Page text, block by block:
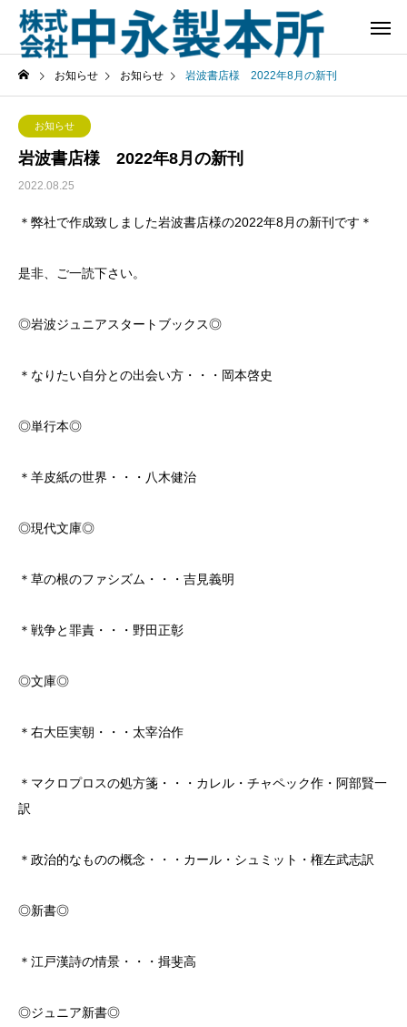
お知らせ お知らせ 岩波書店様 2022年8月の新刊
お知らせ
岩波書店様 2022年8月の新刊
2022.08.25
＊弊社で作成致しました岩波書店様の2022年8月の新刊です＊
是非、ご一読下さい。
◎岩波ジュニアスタートブックス◎
＊なりたい自分との出会い方・・・岡本啓史
◎単行本◎
＊羊皮紙の世界・・・八木健治
◎現代文庫◎
＊草の根のファシズム・・・吉見義明
＊戦争と罪責・・・野田正彰
◎文庫◎
＊右大臣実朝・・・太宰治作
＊マクロプロスの処方箋・・・カレル・チャペック作・阿部賢一
訳
＊政治的なものの概念・・・カール・シュミット・権左武志訳
◎新書◎
＊江戸漢詩の情景・・・揖斐高
◎ジュニア新書◎